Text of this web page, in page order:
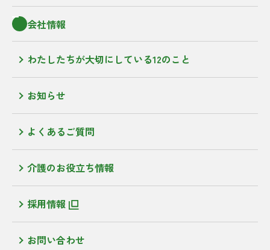
会社情報
わたしたちが大切にしている12のこと
お知らせ
よくあるご質問
介護のお役立ち情報
採用情報
お問い合わせ